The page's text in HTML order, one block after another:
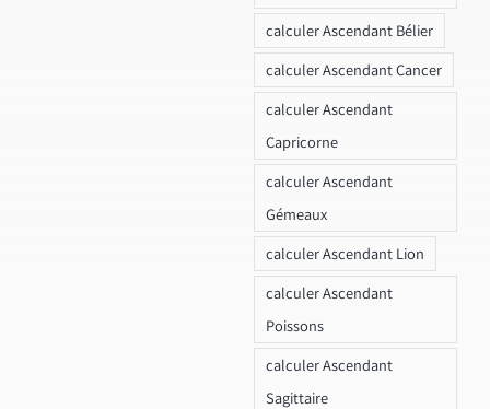
calculer Ascendant Bélier
calculer Ascendant Cancer
calculer Ascendant
Capricorne
calculer Ascendant
Gémeaux
calculer Ascendant Lion
calculer Ascendant
Poissons
calculer Ascendant
Sagittaire